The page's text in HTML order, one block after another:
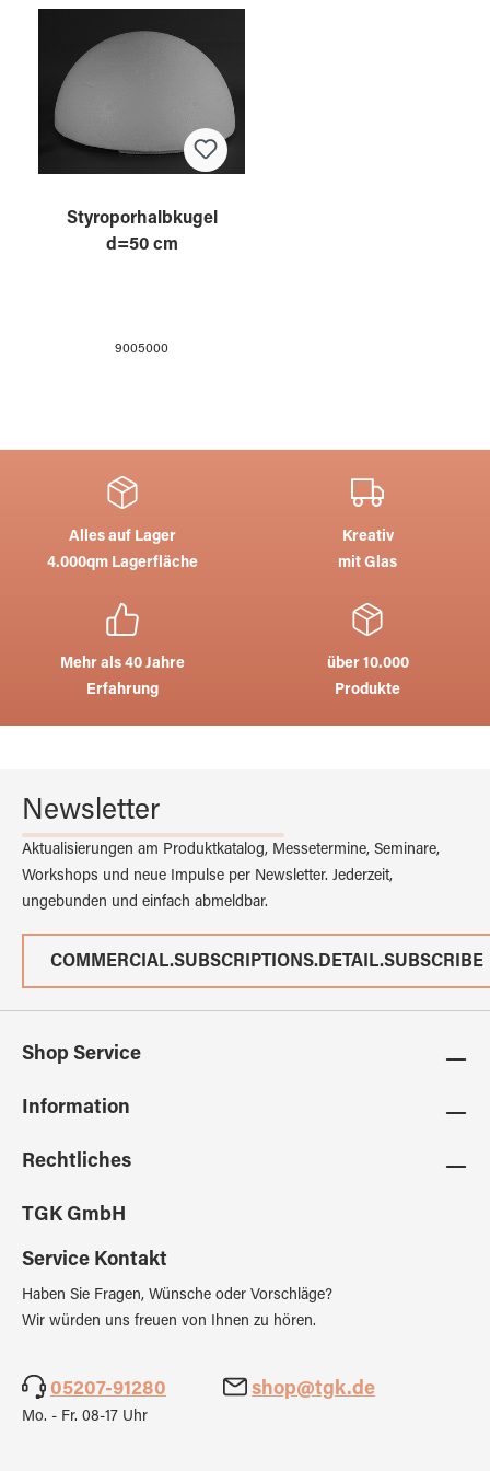
Styroporhalbkugel
d=50 cm
9005000
Alles auf Lager
4.000qm Lagerfläche
Kreativ
mit Glas
Mehr als 40 Jahre
Erfahrung
über 10.000
Produkte
Newsletter
Aktualisierungen am Produktkatalog, Messetermine, Seminare,
Workshops und neue Impulse per Newsletter. Jederzeit,
ungebunden und einfach abmeldbar.
COMMERCIAL.SUBSCRIPTIONS.DETAIL.SUBSCRIBE
Shop Service
Information
Rechtliches
TGK GmbH
Service Kontakt
Haben Sie Fragen, Wünsche oder Vorschläge?
Wir würden uns freuen von Ihnen zu hören.
05207-91280 shop@tgk.de
Mo. - Fr. 08-17 Uhr